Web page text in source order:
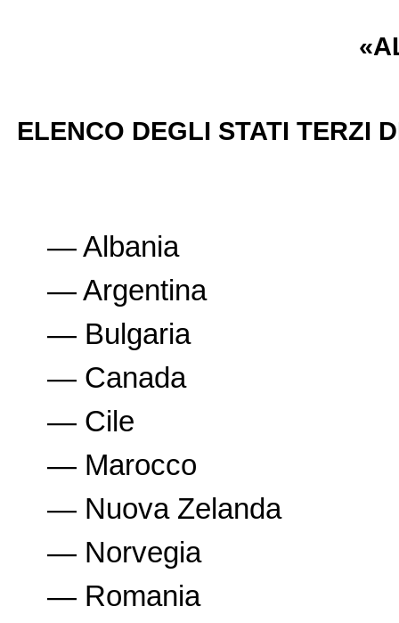
ELENCO DEGLI STATI TERZI
— Albania
— Argentina
— Bulgaria
— Canada
— Cile
— Marocco
— Nuova Zelanda
— Norvegia
— Romania